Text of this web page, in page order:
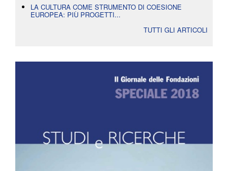
LA CULTURA COME STRUMENTO DI COESIONE
EUROPEA: PIÙ PROGETTI...
TUTTI GLI ARTICOLI